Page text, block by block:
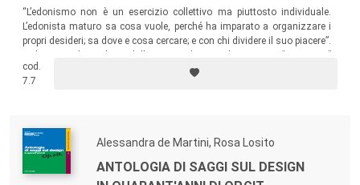
“L’edonismo non è un esercizio collettivo ma piuttosto individuale.
L’edonista maturo sa cosa vuole, perché ha imparato a organizzare i
propri desideri; sa dove e cosa cercare; e con chi dividere il suo piacere”.
di questo libro non si è soltanto attualizzato nella realtà dei consumi
contemporanei, ma rappresenta un modello ancora valido e
cod.
7.7
Alessandra de Martini, Rosa Losito
ANTOLOGIA DI SAGGI SUL DESIGN